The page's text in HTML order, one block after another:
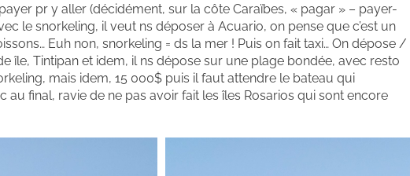
pr y aller (décidément, sur la côte Caraïbes, « pagar » – payer-
le snorkeling, il veut ns déposer à Acuario, on pense que c’est un
Euh non, snorkeling = ds la mer ! Puis on fait taxi… On dépose /
île, Tintipan et idem, il ns dépose sur une plage bondée, avec resto
mais idem, 15 000$ puis il faut attendre le bateau qui
au final, ravie de ne pas avoir fait les îles Rosarios qui sont encore